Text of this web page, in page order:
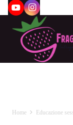
Home Educazione